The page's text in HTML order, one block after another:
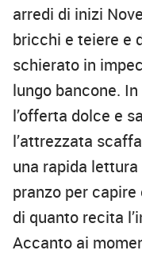
arredi di inizi
bricchi e teiere e
schierato in
lungo bancone.
l’offerta dolce e
l’attrezzata
una rapida lettura
pranzo per
di quanto recita
Accanto ai